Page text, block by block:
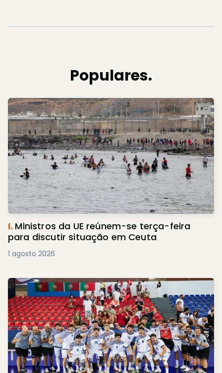
Populares.
I. Ministros da UE reúnem-se terça-feira
para discutir situação em Ceuta
1 agosto 2026